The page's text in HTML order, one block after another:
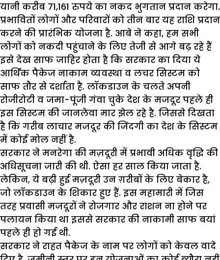
यानी करीब 71,161 रुपये का नकद भुगतान प्रदान करेगा.
प्रभावितों लोगों और परिवारों को तीन बार यह राशि प्रदान
करने की प्रारंभिक योजना है. आबे ने कहा, हम सभी
लोगों को नकदी पहुंचाने के लिए तेजी से आगे बढ़ रहे हैं
इसे देख साफ जाहिर होता है कि सरकार का दिया ये
आर्थिक पैकेज नाकाम व्यवस्था व लचर सिस्टम को
साफ तौर से दर्शाता है. लॉकडाउन के चलते अपनी
रोजीरोटी व जमा-पूंजी गंवा चुके देश के मजदूर पहले ही
इस सिस्टम की जानलेवा मार झेल रहे है. जिससे दिखता
है कि गरीब लाचार मजदूर की जिंदगी का देश के सिस्टम
में कोई मोल नहीं है.
सरकार ने मनरेगा की मज़दूरी में प्रभावी अधिक वृद्धि की
अधिसूचना जारी की थी. ऐसा हर साल किया जाता है.
लेकिन, ये बढ़ी हुई मज़दूरी उन ग़रीबों के लिए बेकार है,
जो लॉकडाउन के शिकार हुए हैं. इस महामारी में जिस
तरह प्रवासी मजदूरों ने रोजगार और राशन ना होने पर
पलायन किया था इससे सरकार की नाकामी साफ बयां
पहले ही हो गई थी.
सरकार ने राहत पैकेज के नाम पर लोगों को केवल वादे